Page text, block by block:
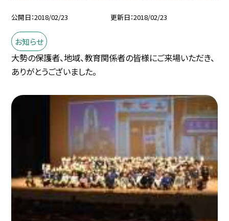
公開日 2018/02/23 更新日 2018/02/23
お知らせ
大勢の保護者、地域、教育関係者の皆様にご来場いただき、
ありがとうございました。